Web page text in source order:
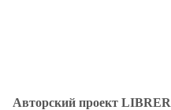
Авторский проект